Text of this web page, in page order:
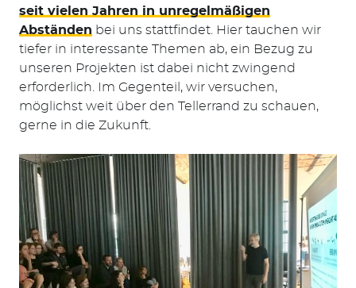
seit vielen Jahren in unregelmäßigen
Abständen bei uns stattfindet. Hier tauchen wir
tiefer in interessante Themen ab, ein Bezug zu
unseren Projekten ist dabei nicht zwingend
erforderlich. Im Gegenteil, wir versuchen,
möglichst weit über den Tellerrand zu schauen,
gerne in die Zukunft.